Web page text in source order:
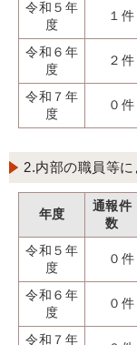
令和５年
度
１件
令和６年
度
２件
令和７年
度
０件
2.内部の職員等
年度
通報件
数
令和５年
度
０件
令和６年
度
０件
令和７年